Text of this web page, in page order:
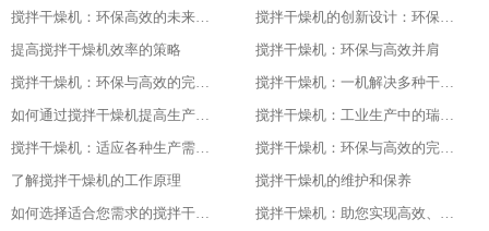
搅拌干燥机：环保高效的未来工业之星
搅拌干燥机的创新设计：环保与高效的基石
提高搅拌干燥机效率的策略
搅拌干燥机：环保与高效并肩
搅拌干燥机：环保与高效的完美结合
搅拌干燥机：一机解决多种干燥问题
如何通过搅拌干燥机提高生产效率
搅拌干燥机：工业生产中的瑞士军刀
搅拌干燥机：适应各种生产需求的利器
搅拌干燥机：环保与高效的完美结合
了解搅拌干燥机的工作原理
搅拌干燥机的维护和保养
如何选择适合您需求的搅拌干燥机
搅拌干燥机：助您实现高效、低成本的干燥体验